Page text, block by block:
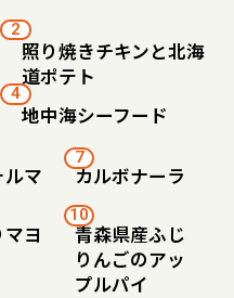
2
照り焼きチキンと北海
道ポテト
4
地中海シーフード
マ
7
カルボナーラ
ヨ
10
青森県産ふじ
りんごのアッ
プルパイ